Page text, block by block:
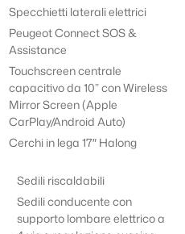
Specchietti laterali elettrici
Peugeot Connect SOS &
Assistance
Touchscreen centrale
capacitivo da 10” con Wireless
Mirror Screen (Apple
CarPlay/Android Auto)
Cerchi in lega 17″ Halong
Sedili riscaldabili
Sedili conducente con
supporto lombare elettrico a